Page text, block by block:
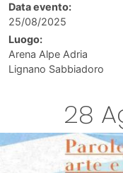
Data evento:
25/08/2025
Luogo:
Arena Alpe Adria
Lignano Sabbiadoro
28